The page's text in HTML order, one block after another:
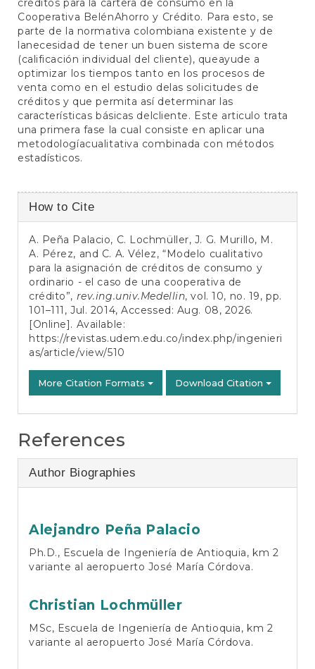
créditos para la cartera de consumo en la
Cooperativa BelénAhorro y Crédito. Para esto, se
parte de la normativa colombiana existente y de
lanecesidad de tener un buen sistema de score
(calificación individual del cliente), queayude a
optimizar los tiempos tanto en los procesos de
venta como en el estudio delas solicitudes de
créditos y que permita así determinar las
características básicas delcliente. Este articulo trata
una primera fase la cual consiste en aplicar una
metodologíacualitativa combinada con métodos
estadísticos.
Article
Details
How to Cite
A. Peña Palacio, C. Lochmüller, J. G. Murillo, M.
A. Pérez, and C. A. Vélez, “Modelo cualitativo
para la asignación de créditos de consumo y
ordinario - el caso de una cooperativa de
crédito”, rev.ing.univ.Medellin, vol. 10, no. 19, pp.
101–111, Jul. 2014, Accessed: Aug. 08, 2026.
[Online]. Available:
https://revistas.udem.edu.co/index.php/ingenieri
as/article/view/510
More Citation Formats Download Citation
References
Author Biographies
Alejandro Peña Palacio
Ph.D., Escuela de Ingeniería de Antioquia, km 2
variante al aeropuerto José María Córdova.
Christian Lochmüller
MSc, Escuela de Ingeniería de Antioquia, km 2
variante al aeropuerto José María Córdova.